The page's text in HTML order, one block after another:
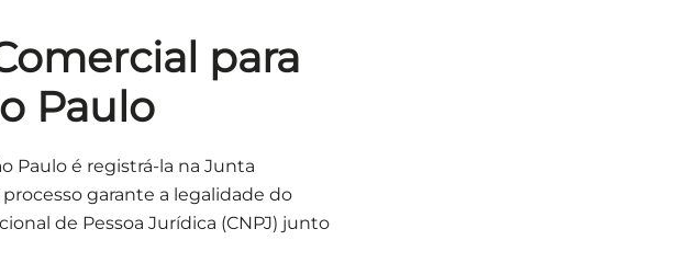
para
Paulo
Paulo é registrá-la na Junta
processo garante a legalidade do
de Pessoa Jurídica (CNPJ) junto